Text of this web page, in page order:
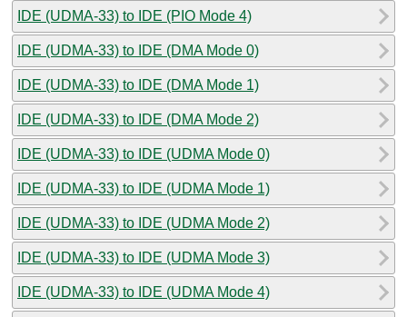
IDE (UDMA-33) to IDE (PIO Mode 4)
IDE (UDMA-33) to IDE (DMA Mode 0)
IDE (UDMA-33) to IDE (DMA Mode 1)
IDE (UDMA-33) to IDE (DMA Mode 2)
IDE (UDMA-33) to IDE (UDMA Mode 0)
IDE (UDMA-33) to IDE (UDMA Mode 1)
IDE (UDMA-33) to IDE (UDMA Mode 2)
IDE (UDMA-33) to IDE (UDMA Mode 3)
IDE (UDMA-33) to IDE (UDMA Mode 4)